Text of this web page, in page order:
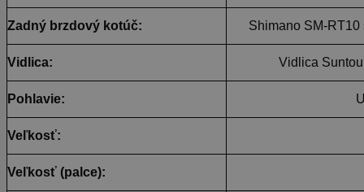
Zadný brzdový kotúč: Shimano SM-RT10
Vidlica: Vidlica
Pohlavie:
Veľkosť:
Veľkosť (palce):